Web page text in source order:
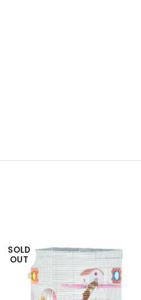
SOLD
OUT